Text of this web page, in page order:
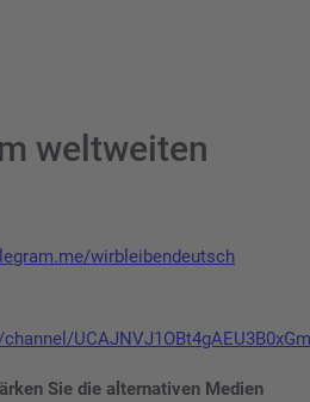
weltweiten
wirbleibendeutsch
Sie die alternativen Medien